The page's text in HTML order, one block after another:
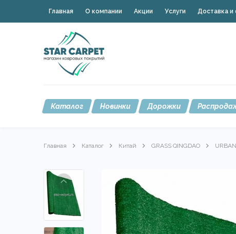
Главная О компании Акции Услуги Доставка и
Каталог Новинки Дорожки
Главная Каталог Китай GRASS QINGDAO URBAN